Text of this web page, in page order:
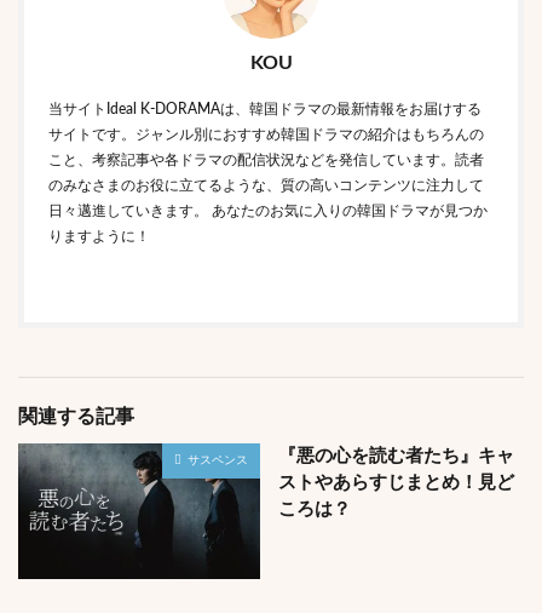
KOU
当サイトIdeal K-DORAMAは、韓国ドラマの最新情報をお届けする
サイトです。ジャンル別におすすめ韓国ドラマの紹介はもちろんの
こと、考察記事や各ドラマの配信状況などを発信しています。読者
のみなさまのお役に立てるような、質の高いコンテンツに注力して
日々邁進していきます。 あなたのお気に入りの韓国ドラマが見つか
りますように！
関連する記事
サスペンス
『悪の心を読む者たち』キャ
ストやあらすじまとめ！見ど
ころは？